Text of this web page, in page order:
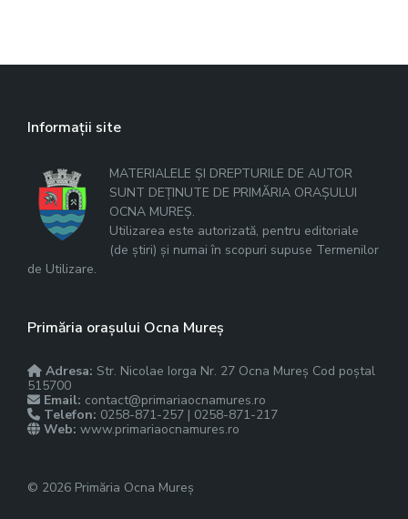
Informații site
MATERIALELE ȘI DREPTURILE DE AUTOR
SUNT DEȚINUTE DE PRIMĂRIA ORAȘULUI
OCNA MUREȘ.
Utilizarea este autorizată, pentru editoriale
(de știri) și numai în scopuri supuse Termenilor
de Utilizare.
Primăria orașului Ocna Mureș
Adresa: Str. Nicolae Iorga Nr. 27 Ocna Mureș Cod poștal
515700
Email: contact@primariaocnamures.ro
Telefon: 0258-871-257 | 0258-871-217
Web: www.primariaocnamures.ro
© 2026 Primăria Ocna Mureș